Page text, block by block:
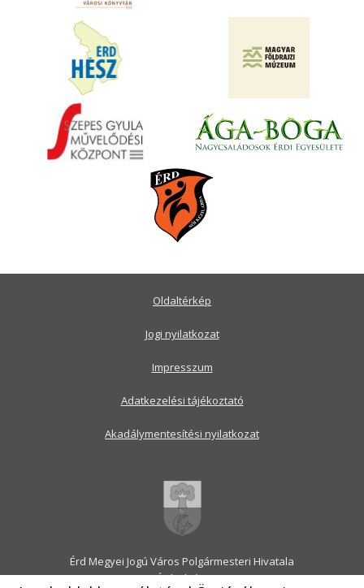
Érd Megyei Jogú Város Polgármesteri Hivatala
2030 Érd, Alsó utca 1.
Oldaltérkép
Jogi nyilatkozat
Impresszum
Adatkezelési tájékoztató
Akadálymentesítési nyilatkozat